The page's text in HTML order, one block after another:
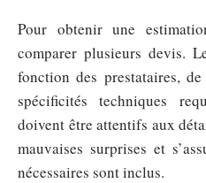
Pour obtenir une
comparer plusieurs devis.
fonction des prestataires,
spécificités techniques
doivent être attentifs aux
mauvaises surprises et
nécessaires sont inclus.